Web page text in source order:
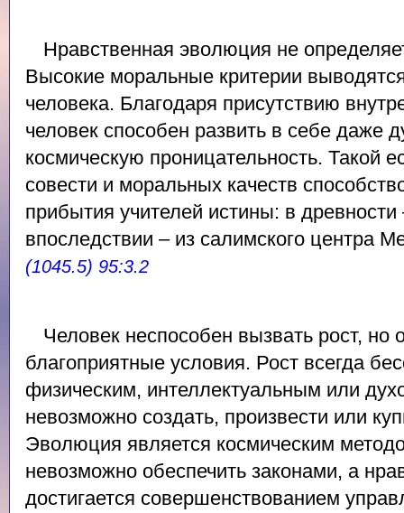
Нравственная эволюция не
Высокие моральные критерии
человека. Благодаря присутствию
человек способен развить в себе даже
космическую проницательность. Такой
совести и моральных качеств
прибытия учителей истины: в
впоследствии – из салимского центра
(1045.5) 95:3.2
Человек неспособен вызвать рост, но
благоприятные условия. Рост всегда
физическим, интеллектуальным или
невозможно создать, произвести или
Эволюция является космическим
невозможно обеспечить законами, а
достигается совершенствованием